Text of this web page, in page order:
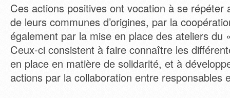
Ces actions positives ont vocation à se répéter
de leurs communes d’origines, par la
également par la mise en place des ateliers du
Ceux-ci consistent à faire connaître les
en place en matière de solidarité, et à
actions par la collaboration entre responsables